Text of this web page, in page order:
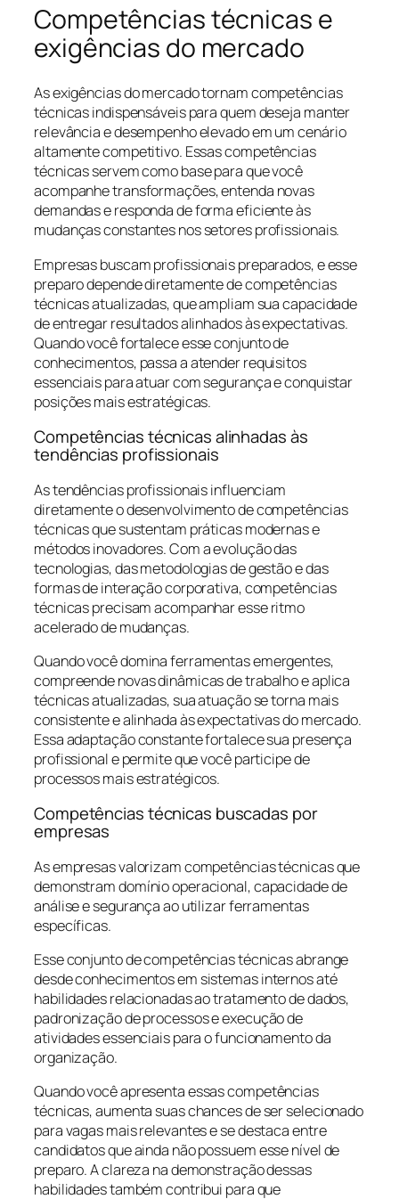
Competências técnicas e
exigências do mercado
As exigências do mercado tornam competências
técnicas indispensáveis para quem deseja manter
relevância e desempenho elevado em um cenário
altamente competitivo. Essas competências
técnicas servem como base para que você
acompanhe transformações, entenda novas
demandas e responda de forma eficiente às
mudanças constantes nos setores profissionais.
Empresas buscam profissionais preparados, e esse
preparo depende diretamente de competências
técnicas atualizadas, que ampliam sua capacidade
de entregar resultados alinhados às expectativas.
Quando você fortalece esse conjunto de
conhecimentos, passa a atender requisitos
essenciais para atuar com segurança e conquistar
posições mais estratégicas.
Competências técnicas alinhadas às
tendências profissionais
As tendências profissionais influenciam
diretamente o desenvolvimento de competências
técnicas que sustentam práticas modernas e
métodos inovadores. Com a evolução das
tecnologias, das metodologias de gestão e das
formas de interação corporativa, competências
técnicas precisam acompanhar esse ritmo
acelerado de mudanças.
Quando você domina ferramentas emergentes,
compreende novas dinâmicas de trabalho e aplica
técnicas atualizadas, sua atuação se torna mais
consistente e alinhada às expectativas do mercado.
Essa adaptação constante fortalece sua presença
profissional e permite que você participe de
processos mais estratégicos.
Competências técnicas buscadas por
empresas
As empresas valorizam competências técnicas que
demonstram domínio operacional, capacidade de
análise e segurança ao utilizar ferramentas
específicas.
Esse conjunto de competências técnicas abrange
desde conhecimentos em sistemas internos até
habilidades relacionadas ao tratamento de dados,
padronização de processos e execução de
atividades essenciais para o funcionamento da
organização.
Quando você apresenta essas competências
técnicas, aumenta suas chances de ser selecionado
para vagas mais relevantes e se destaca entre
candidatos que ainda não possuem esse nível de
preparo. A clareza na demonstração dessas
habilidades também contribui para que